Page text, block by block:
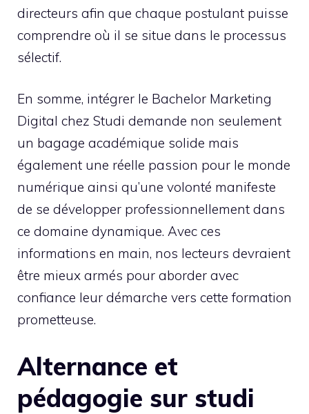
directeurs afin que chaque postulant puisse
comprendre où il se situe dans le processus
sélectif.
En somme, intégrer le Bachelor Marketing
Digital chez Studi demande non seulement
un bagage académique solide mais
également une réelle passion pour le monde
numérique ainsi qu’une volonté manifeste
de se développer professionnellement dans
ce domaine dynamique. Avec ces
informations en main, nos lecteurs devraient
être mieux armés pour aborder avec
confiance leur démarche vers cette formation
prometteuse.
Alternance et
pédagogie sur studi